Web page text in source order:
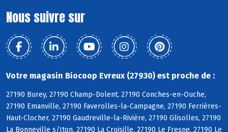
Nous suivre sur
Votre magasin Biocoop Evreux (27930) est proche de :
27190 Burey, 27190 Champ-Dolent, 27190 Conches-en-Ouche,
27190 Emanville, 27190 Faverolles-la-Campagne, 27190 Ferrières-
Haut-Clocher, 27190 Gaudreville-la-Rivière, 27190 Glisolles, 27190
La Bonneville s/Iton, 27190 La Croisille, 27190 Le Fresne, 27190 Le